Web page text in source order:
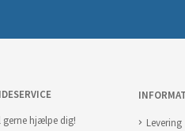
gerne hjælpe dig!
Levering